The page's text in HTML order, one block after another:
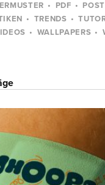
PDF
TRENDS
WALLPAPERS